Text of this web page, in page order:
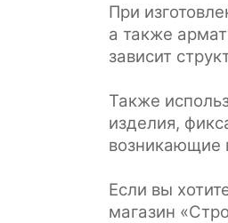
При
а также
зависит
Также
изделия,
возникающие
Если вы
магазин